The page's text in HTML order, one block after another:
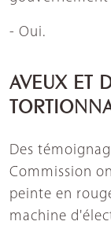
- Oui.
AVEUX ET
Des
Commission
peinte en
machine